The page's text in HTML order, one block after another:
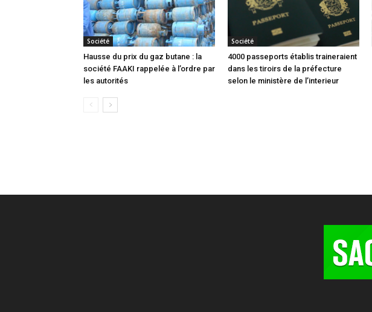
Société
Hausse du prix du gaz butane : la
société FAAKI rappelée à l’ordre par
les autorités
Société
4000 passeports établis traineraient
dans les tiroirs de la préfecture
selon le ministère de l’interieur